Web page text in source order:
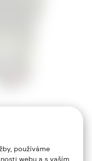
používáme
webu a s vaším
416